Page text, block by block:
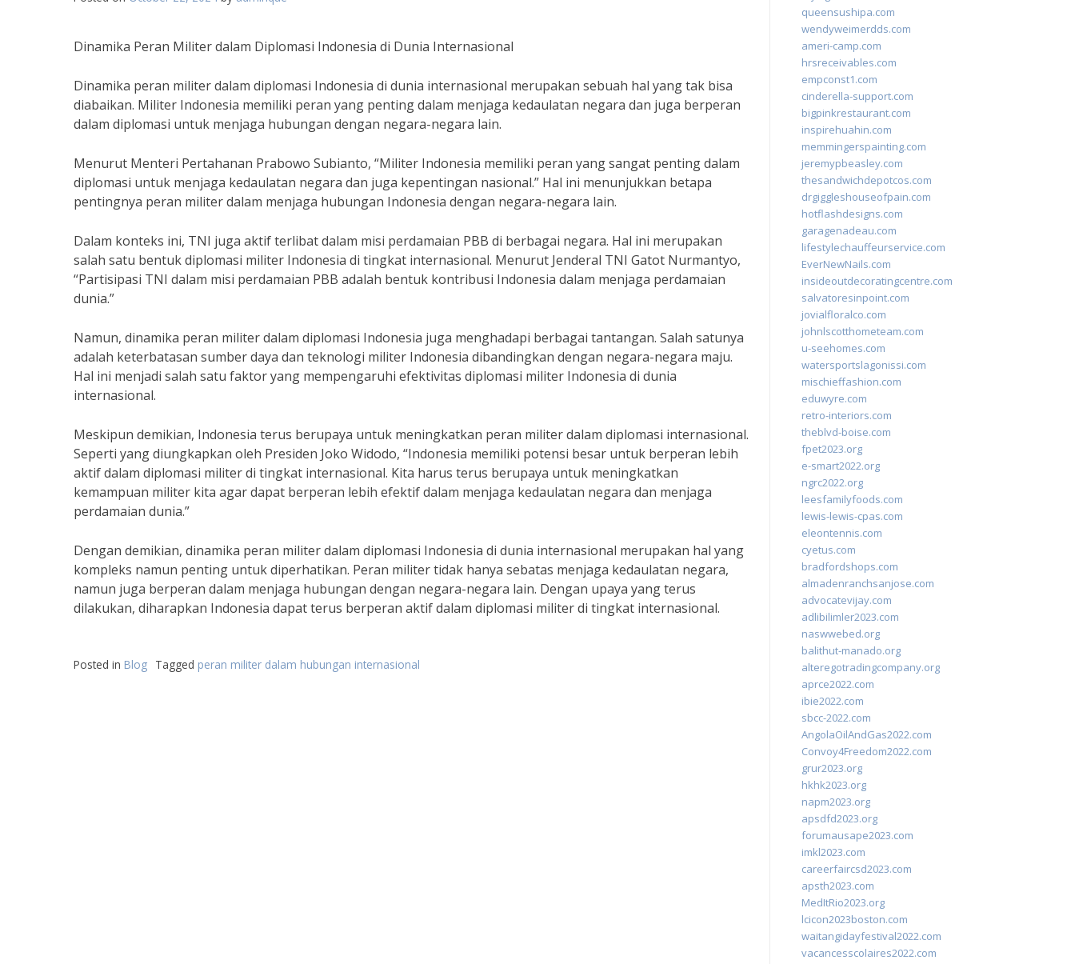
Dinamika Peran Militer dalam Diplomasi Indonesia di Dunia Internasional
Dinamika peran militer dalam diplomasi Indonesia di dunia internasional merupakan sebuah hal yang tak bisa
diabaikan. Militer Indonesia memiliki peran yang penting dalam menjaga kedaulatan negara dan juga berperan
dalam diplomasi untuk menjaga hubungan dengan negara-negara lain.
Menurut Menteri Pertahanan Prabowo Subianto, “Militer Indonesia memiliki peran yang sangat penting dalam
diplomasi untuk menjaga kedaulatan negara dan juga kepentingan nasional.” Hal ini menunjukkan betapa
pentingnya peran militer dalam menjaga hubungan Indonesia dengan negara-negara lain.
Dalam konteks ini, TNI juga aktif terlibat dalam misi perdamaian PBB di berbagai negara. Hal ini merupakan
salah satu bentuk diplomasi militer Indonesia di tingkat internasional. Menurut Jenderal TNI Gatot Nurmantyo,
“Partisipasi TNI dalam misi perdamaian PBB adalah bentuk kontribusi Indonesia dalam menjaga perdamaian
dunia.”
Namun, dinamika peran militer dalam diplomasi Indonesia juga menghadapi berbagai tantangan. Salah satunya
adalah keterbatasan sumber daya dan teknologi militer Indonesia dibandingkan dengan negara-negara maju.
Hal ini menjadi salah satu faktor yang mempengaruhi efektivitas diplomasi militer Indonesia di dunia
internasional.
Meskipun demikian, Indonesia terus berupaya untuk meningkatkan peran militer dalam diplomasi internasional.
Seperti yang diungkapkan oleh Presiden Joko Widodo, “Indonesia memiliki potensi besar untuk berperan lebih
aktif dalam diplomasi militer di tingkat internasional. Kita harus terus berupaya untuk meningkatkan
kemampuan militer kita agar dapat berperan lebih efektif dalam menjaga kedaulatan negara dan menjaga
perdamaian dunia.”
Dengan demikian, dinamika peran militer dalam diplomasi Indonesia di dunia internasional merupakan hal yang
kompleks namun penting untuk diperhatikan. Peran militer tidak hanya sebatas menjaga kedaulatan negara,
namun juga berperan dalam menjaga hubungan dengan negara-negara lain. Dengan upaya yang terus
dilakukan, diharapkan Indonesia dapat terus berperan aktif dalam diplomasi militer di tingkat internasional.
Posted in Blog Tagged peran militer dalam hubungan internasional
queensushipa.com
wendyweimerdds.com
ameri-camp.com
hrsreceivables.com
empconst1.com
cinderella-support.com
bigpinkrestaurant.com
inspirehuahin.com
memmingerspainting.com
jeremypbeasley.com
thesandwichdepotcos.com
drgiggleshouseofpain.com
hotflashdesigns.com
garagenadeau.com
lifestylechauffeurservice.com
EverNewNails.com
insideoutdecoratingcentre.com
salvatoresinpoint.com
jovialfloralco.com
johnlscotthometeam.com
u-seehomes.com
watersportslagonissi.com
mischieffashion.com
eduwyre.com
retro-interiors.com
theblvd-boise.com
fpet2023.org
e-smart2022.org
ngrc2022.org
leesfamilyfoods.com
lewis-lewis-cpas.com
eleontennis.com
cyetus.com
bradfordshops.com
almadenranchsanjose.com
advocatevijay.com
adlibilimler2023.com
naswwebed.org
balithut-manado.org
alteregotradingcompany.org
aprce2022.com
ibie2022.com
sbcc-2022.com
AngolaOilAndGas2022.com
Convoy4Freedom2022.com
grur2023.org
hkhk2023.org
napm2023.org
apsdfd2023.org
forumausape2023.com
imkl2023.com
careerfaircsd2023.com
apsth2023.com
MedItRio2023.org
lcicon2023boston.com
waitangidayfestival2022.com
vacancesscolaires2022.com